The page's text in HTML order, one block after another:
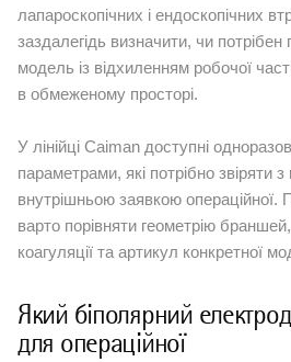
лапароскопічних і ендоскопічних
заздалегідь визначити, чи
модель із відхиленням робочої
в обмеженому просторі.
У лінійці Caiman доступні
параметрами, які потрібно звіряти
внутрішньою заявкою
варто порівняти геометрію
коагуляції та артикул конкретної
Який біполярний
для операційної